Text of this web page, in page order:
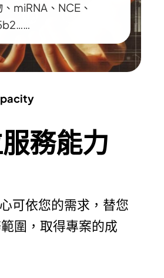
、miRNA、NCE、
務能力
可依您的需求，替您
圍，取得專案的成